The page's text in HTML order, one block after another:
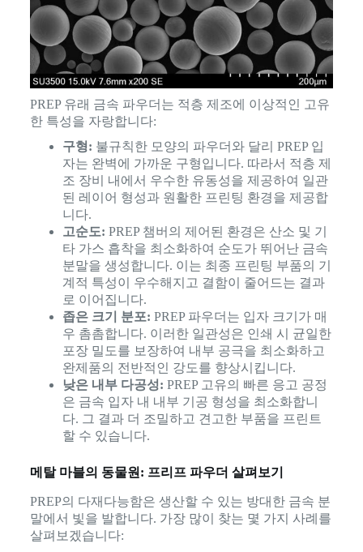
PREP 유래 금속 파우더는 적층 제조에 이상적인 고유
한 특성을 자랑합니다:
구형: 불규칙한 모양의 파우더와 달리 PREP 입
자는 완벽에 가까운 구형입니다. 따라서 적층 제
조 장비 내에서 우수한 유동성을 제공하여 일관
된 레이어 형성과 원활한 프린팅 환경을 제공합
니다.
고순도: PREP 챔버의 제어된 환경은 산소 및 기
타 가스 흡착을 최소화하여 순도가 뛰어난 금속
분말을 생성합니다. 이는 최종 프린팅 부품의 기
계적 특성이 우수해지고 결함이 줄어드는 결과
로 이어집니다.
좁은 크기 분포: PREP 파우더는 입자 크기가 매
우 촘촘합니다. 이러한 일관성은 인쇄 시 균일한
포장 밀도를 보장하여 내부 공극을 최소화하고
완제품의 전반적인 강도를 향상시킵니다.
낮은 내부 다공성: PREP 고유의 빠른 응고 공정
은 금속 입자 내 내부 기공 형성을 최소화합니
다. 그 결과 더 조밀하고 견고한 부품을 프린트
할 수 있습니다.
메탈 마블의 동물원: 프리프 파우더 살펴보기
PREP의 다재다능함은 생산할 수 있는 방대한 금속 분
말에서 빛을 발합니다. 가장 많이 찾는 몇 가지 사례를
살펴보겠습니다: